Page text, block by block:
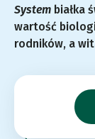
System białka
wartość
rodników, a